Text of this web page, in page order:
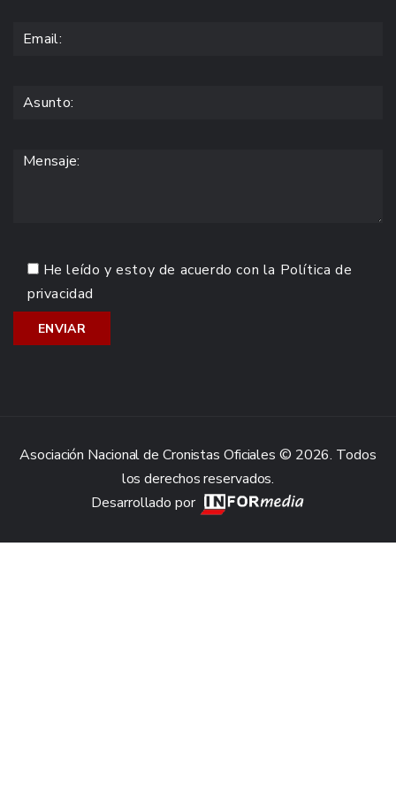
He leído y estoy de acuerdo con la Política de
privacidad
Asociación Nacional de Cronistas Oficiales © 2026. Todos
los derechos reservados.
Desarrollado por